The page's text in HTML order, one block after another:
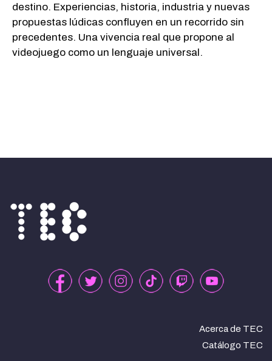
destino. Experiencias, historia, industria y nuevas
propuestas lúdicas confluyen en un recorrido sin
precedentes. Una vivencia real que propone al
videojuego como un lenguaje universal.
Acerca de TEC
Catálogo TEC